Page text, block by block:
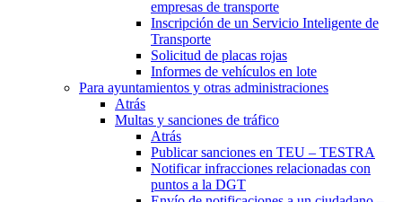
empresas de transporte
Inscripción de un Servicio Inteligente de
Transporte
Solicitud de placas rojas
Informes de vehículos en lote
Para ayuntamientos y otras administraciones
Atrás
Multas y sanciones de tráfico
Atrás
Publicar sanciones en TEU – TESTRA
Notificar infracciones relacionadas con
puntos a la DGT